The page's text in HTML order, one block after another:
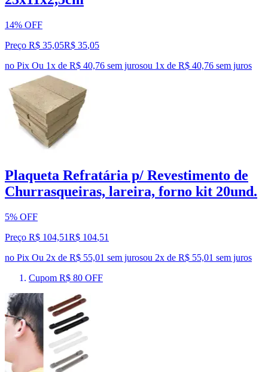
14% OFF
Preço R$ 35,05R$ 35,05
no Pix Ou 1x de R$ 40,76 sem jurosou 1x de R$ 40,76 sem juros
Plaqueta Refratária p/ Revestimento de
Churrasqueiras, lareira, forno kit 20und.
5% OFF
Preço R$ 104,51R$ 104,51
no Pix Ou 2x de R$ 55,01 sem jurosou 2x de R$ 55,01 sem juros
Cupom R$ 80 OFF